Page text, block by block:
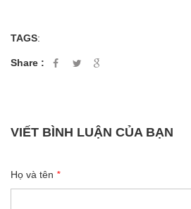
TAGS:
Share :
VIẾT BÌNH LUẬN CỦA BẠN
Họ và tên *